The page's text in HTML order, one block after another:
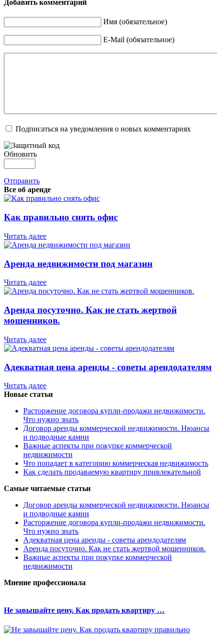
Добавить комментарий
Имя (обязательное)
E-Mail (обязательное)
Подписаться на уведомления о новых комментариях
Обновить
Отправить
Все об аренде
Как правильно снять офис
Читать далее
Аренда недвижимости под магазин
Читать далее
Аренда посуточно. Как не стать жертвой
мошенников.
Читать далее
Адекватная цена аренды - советы арендодателям
Читать далее
Новые статьи
Расторжение договора купли-продажи недвижимости.
Что нужно знать
Договор аренды коммерческой недвижимости. Нюансы
и подводные камни
Важные аспекты при покупке коммерческой
недвижимости
Что попадает в категорию коммерческая недвижимость
Как сделать продаваемую квартиру привлекательной
Самые читаемые статьи
Договор аренды коммерческой недвижимости. Нюансы
и подводные камни
Расторжение договора купли-продажи недвижимости.
Что нужно знать
Адекватная цена аренды - советы арендодателям
Аренда посуточно. Как не стать жертвой мошенников.
Важные аспекты при покупке коммерческой
недвижимости
Мнение профессионала
Не завышайте цену. Как продать квартиру …